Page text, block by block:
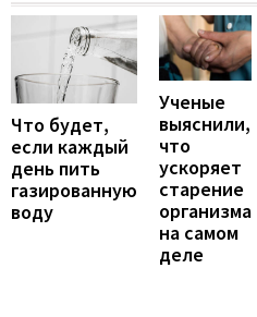
Что будет,
если каждый
день пить
газированную
воду
Ученые
выяснили,
что
ускоряет
старение
организма
на самом
деле